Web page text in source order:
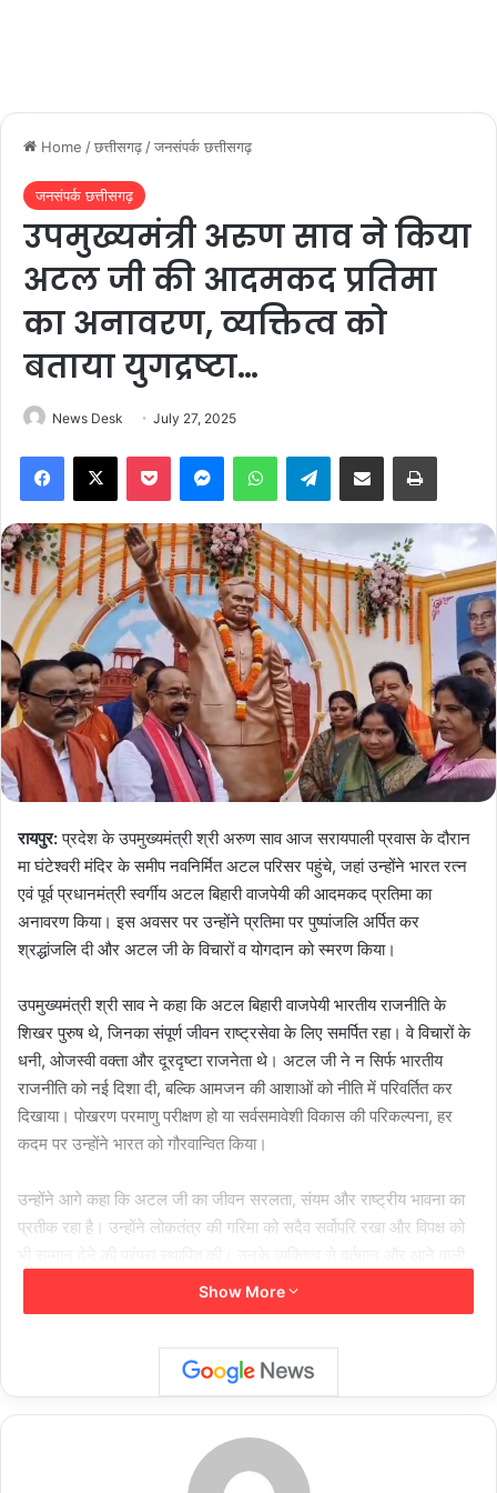
Home /छत्तीसगढ़ /जनसंपर्क छत्तीसगढ़
जनसंपर्क छत्तीसगढ़
उपमुख्यमंत्री अरुण साव ने किया
अटल जी की आदमकद प्रतिमा
का अनावरण, व्यक्तित्व को
बताया युगद्रष्टा…
News Desk July 27, 2025
Telegram
रायपुर:प्रदेश के उपमुख्यमंत्री श्री अरुण साव आज सरायपाली प्रवास के दौरान
मा घंटेश्वरी मंदिर के समीप नवनिर्मित अटल परिसर पहुंचे, जहां उन्होंने भारत रत्न
एवं पूर्व प्रधानमंत्री स्वर्गीय अटल बिहारी वाजपेयी की आदमकद प्रतिमा का
अनावरण किया। इस अवसर पर उन्होंने प्रतिमा पर पुष्पांजलि अर्पित कर
श्रद्धांजलि दी और अटल जी के विचारों व योगदान को स्मरण किया।
उपमुख्यमंत्री श्री साव ने कहा कि अटल बिहारी वाजपेयी भारतीय राजनीति के
शिखर पुरुष थे, जिनका संपूर्ण जीवन राष्ट्रसेवा के लिए समर्पित रहा। वे विचारों के
धनी, ओजस्वी वक्ता और दूरदृष्टा राजनेता थे। अटल जी ने न सिर्फ भारतीय
राजनीति को नई दिशा दी, बल्कि आमजन की आशाओं को नीति में परिवर्तित कर
दिखाया। पोखरण परमाणु परीक्षण हो या सर्वसमावेशी विकास की परिकल्पना, हर
कदम पर उन्होंने भारत को गौरवान्वित किया।
उन्होंने आगे कहा कि अटल जी का जीवन सरलता, संयम और राष्ट्रीय भावना का
प्रतीक रहा है। उन्होंने लोकतंत्र की गरिमा को सदैव सर्वोपरि रखा और विपक्ष को
पीढ़ियों को प्रेरणा लेने की आवश्यकता है।
चातुरी नंद, बसना विधायक श्री संपत अग्रवाल, पूर्व सांसद श्री चुन्नी लाल साहू,
जिला पंचायत अध्यक्ष श्रीमती मोगरा पटेल, छत्तीसगढ़ बीज निगम के अध्यक्ष श्री
चंद्रहास चंद्राकर,राज्य महिला आयोग की सदस्य श्रीमती सरला कोसरिया,
स्काउट गाइड संघ के जिलाध्यक्ष श्री येतराम साहू, जिला पंचायत अध्यक्ष श्रीमती
मोगरा पटेल एवं अन्य जनप्रतिनिधिगण, गणमान्य नागरिक एवं बड़ी संख्या में
Show More